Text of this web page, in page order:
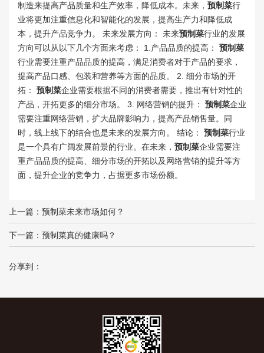
制造来提高产品质量和生产效率，降低成本。未来， 预制菜行
业将更加注重信息化和智能化的发展，提高生产力和降低成
本，提升产品竞争力。 未来发展方向： 未来预制菜行业的发展
方向可以从以下几个方面来考虑： 1.产品品质的提高： 预制菜
行业需要注重产品品质的提高，满足消费者对于产品的要求，
提高产品口感、包装和营养等方面的品质。 2. 细分市场的开
拓： 预制菜企业需要根据不同的消费者需要，推出有针对性的
产品，开拓更多的细分市场。 3. 网络营销的提升： 预制菜企业
需要注重网络营销，扩大品牌影响力，提高产品销售量。同
时，线上线下的结合也是未来的发展方向。 结论： 预制菜行业
是一个具有广阔发展前景的行业。在未来， 预制菜企业需要注
重产品品质的提高、细分市场的开拓以及网络营销的提升等方
面，提升企业的竞争力，占据更多市场份额。
上一篇： 预制菜未来市场如何？
下一篇： 预制菜真的健康吗？
分享到：